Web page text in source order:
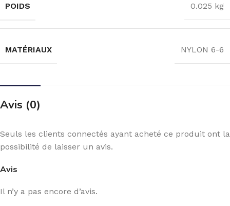
POIDS 0.025 kg
MATÉRIAUX NYLON 6-6
Avis (0)
Avis
Il n’y a pas encore d’avis.
Seuls les clients connectés ayant acheté ce produit ont la
possibilité de laisser un avis.